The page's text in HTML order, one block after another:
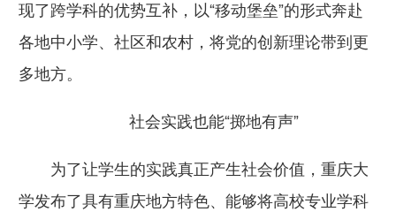
现了跨学科的优势互补，以“移动堡垒”的形式奔赴
各地中小学、社区和农村，将党的创新理论带到更
多地方。
社会实践也能“掷地有声”
为了让学生的实践真正产生社会价值，重庆大
学发布了具有重庆地方特色、能够将高校专业学科